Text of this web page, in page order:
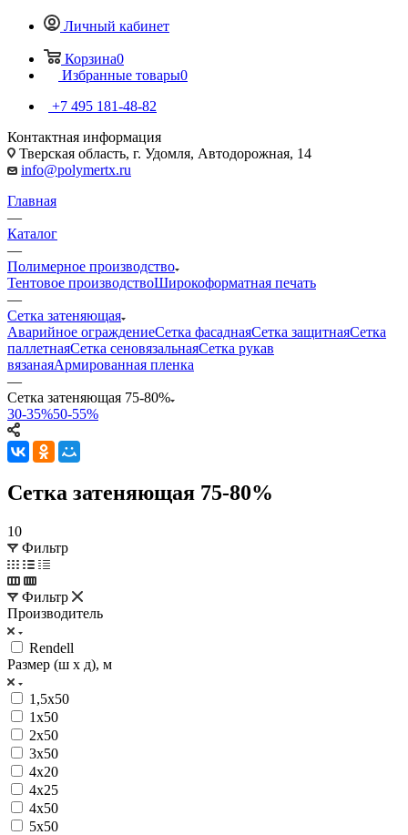
Личный кабинет
Корзина0
Избранные товары0
+7 495 181-48-82
Контактная информация
Тверская область, г. Удомля, Автодорожная, 14
info@polymertx.ru
Главная
—
Каталог
—
Полимерное производство
Тентовое производствоШирокоформатная печать
—
Сетка затеняющая
Аварийное ограждениеСетка фасаднаяСетка защитнаяСетка
паллетнаяСетка сеновязальнаяСетка рукав
вязанаяАрмированная пленка
—
Сетка затеняющая 75-80%
30-35%50-55%
Сетка затеняющая 75-80%
10
Фильтр
Фильтр
Производитель
Rendell
Размер (ш х д), м
1,5х50
1х50
2х50
3х50
4х20
4х25
4х50
5х50